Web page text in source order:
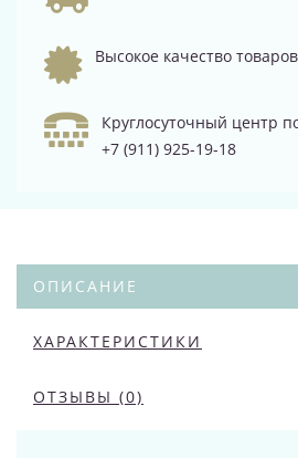
Высокое качество
Круглосуточный центр
+7 (911) 925-19-18
ОПИСАНИЕ
ХАРАКТЕРИСТИКИ
ОТЗЫВЫ (0)